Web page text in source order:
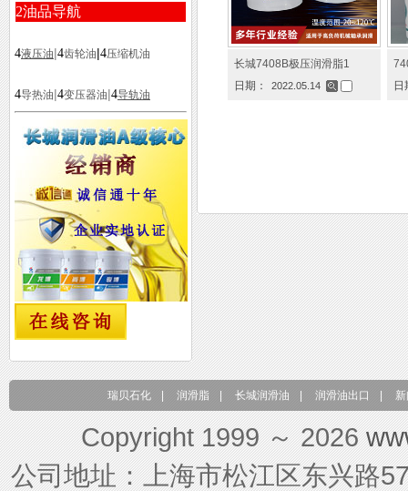
2油品导航
4液压油|4齿轮油|4压缩机油
4导热油|4变压器油|4导轨油
长城7408B极压润滑脂1
日期：
2022.05.14
日
瑞贝石化 润滑脂 长城润滑油 润滑油出口
Copyright 1999 ～ 2026
公司地址：上海市松江区东兴路